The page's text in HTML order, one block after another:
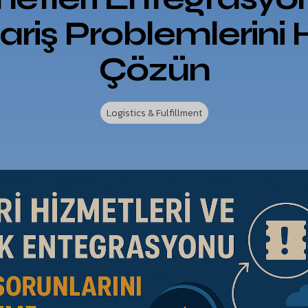
Problemlerini
Çözün
Logistics & Fulfillment